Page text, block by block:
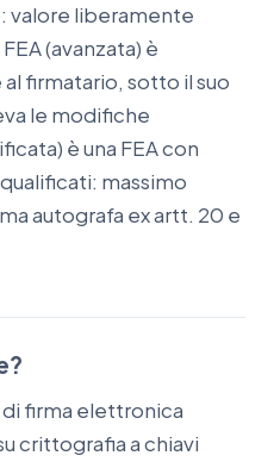
valore liberamente
(avanzata) è
firmatario, sotto il suo
le modifiche
è una FEA con
massimo
autografa ex artt. 20 e
firma elettronica
crittografia a chiavi